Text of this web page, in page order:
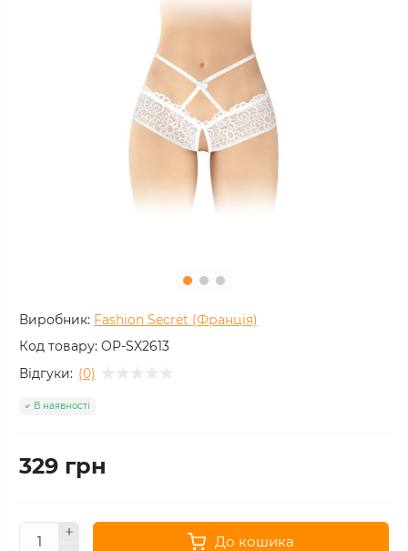
Виробник: Fashion Secret (Франція)
Код товару: OP-SX2613
Відгуки: (0)
В наявності
329 грн
До кошика